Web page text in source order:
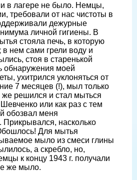
в лагере не было. Немцы,
требовали от нас чистоты в
дежурные
личной гигиены. В
стояла печь, в которую
в нем сами грели воду и
стоя в старенькой
обнаружения моей
ухитрился уклоняться от
7 месяцев (!), мыл только
же решился и стал мыться
или как раз с тем
обозвал меня
Прикрывался, насколько
Для мытья
мыло из смеси глины
а скребло, но,
к концу 1943 г. получали
же мыло.